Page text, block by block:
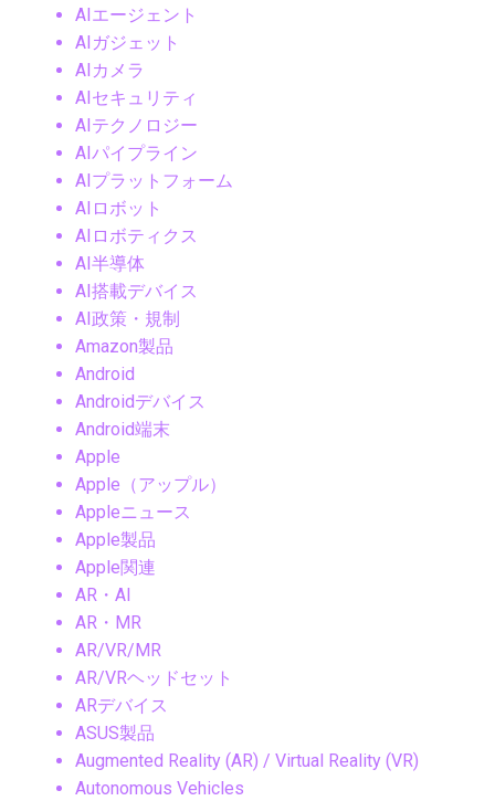
AIエージェント
AIガジェット
AIカメラ
AIセキュリティ
AIテクノロジー
AIパイプライン
AIプラットフォーム
AIロボット
AIロボティクス
AI半導体
AI搭載デバイス
AI政策・規制
Amazon製品
Android
Androidデバイス
Android端末
Apple
Apple（アップル）
Appleニュース
Apple製品
Apple関連
AR・AI
AR・MR
AR/VR/MR
AR/VRヘッドセット
ARデバイス
ASUS製品
Augmented Reality (AR) / Virtual Reality (VR)
Autonomous Vehicles